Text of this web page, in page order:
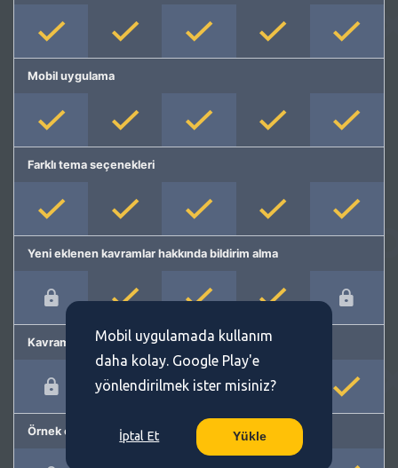
Mobil uygulama
Farklı tema seçenekleri
Yeni eklenen kavramlar hakkında bildirim alma
Kavram önerme
Örnek cümleler
Mobil uygulamada kullanım
daha kolay. Google Play'e
yönlendirilmek ister misiniz?
İptal Et Yükle